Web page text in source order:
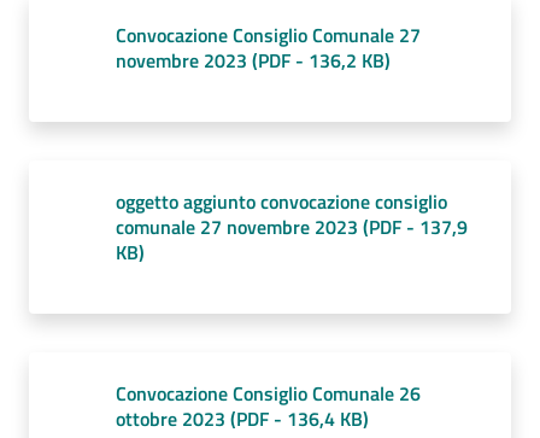
Convocazione Consiglio Comunale 27
novembre 2023 (PDF - 136,2 KB)
oggetto aggiunto convocazione consiglio
comunale 27 novembre 2023 (PDF - 137,9
KB)
Convocazione Consiglio Comunale 26
ottobre 2023 (PDF - 136,4 KB)